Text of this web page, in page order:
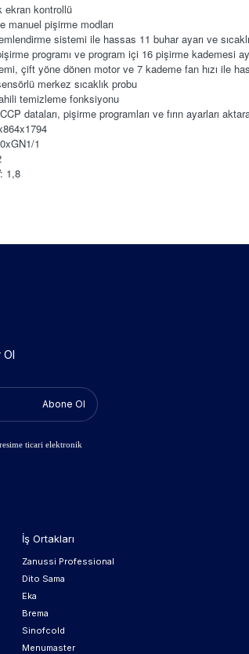
ekran kontrollü
manuel pişirme modları
sistemi ile hassas 11 buhar ayarı ve
programı ve program içi 16 pişirme kademesi
çift yöne dönen motor ve 7 kademe fan hızı ile
merkez sıcaklık probu
temizleme fonksiyonu
dataları, pişirme programları ve fırın ayarları
1
1,8
Abone Ol
ticari elektronik
İş Ortakları
Zanussi Professional
Dito Sama
Eka
Brema
Sinofcold
Menumaster